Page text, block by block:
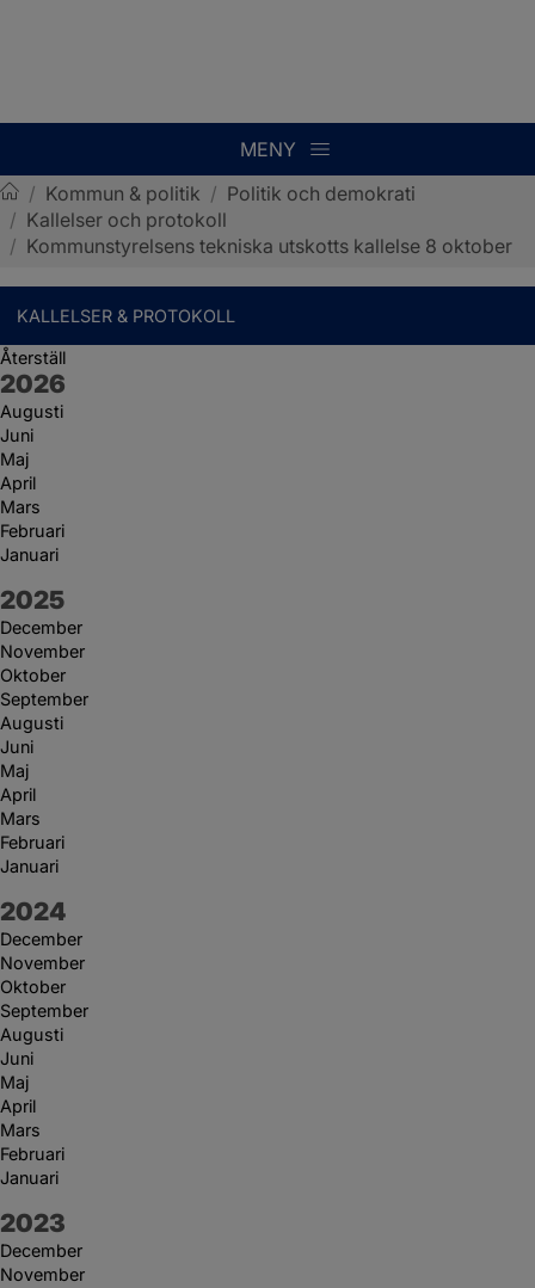
MENY
Sotenäs kommun
/ Kommun & politik / Politik och demokrati
/ Kallelser och protokoll
/ Kommunstyrelsens tekniska utskotts kallelse 8 oktober
KALLELSER & PROTOKOLL
Återställ
År:
2026
Augusti
Juni
Maj
April
Mars
Februari
Januari
År:
2025
December
November
Oktober
September
Augusti
Juni
Maj
April
Mars
Februari
Januari
År:
2024
December
November
Oktober
September
Augusti
Juni
Maj
April
Mars
Februari
Januari
År:
2023
December
November